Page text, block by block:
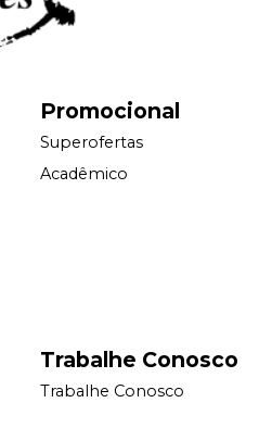
Promocional
Superofertas
Acadêmico
Trabalhe Conosco
Trabalhe Conosco